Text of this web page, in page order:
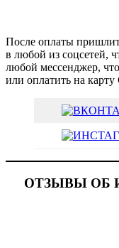
После оплаты
в любой из соцсетей,
любой мессенджер,
или оплатить на карту
ОТЗЫВЫ ОБ